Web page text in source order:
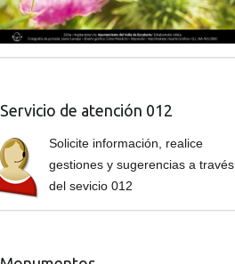
Servicio de atención 012
Solicite información, realice
gestiones y sugerencias a través
del sevicio 012